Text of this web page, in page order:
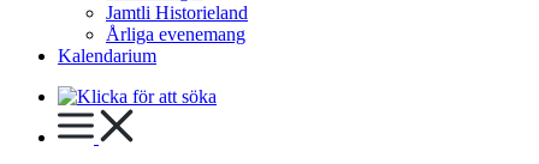
Jamtli Historieland
Årliga evenemang
Kalendarium